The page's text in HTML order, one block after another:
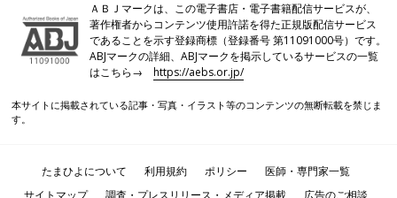
ＡＢＪマークは、この電子書店・電子書籍配信サービスが、
著作権者からコンテンツ使用許諾を得た正規版配信サービス
であることを示す登録商標（登録番号 第11091000号）です。
ABJマークの詳細、ABJマークを掲示しているサービスの一覧
はこちら→https://aebs.or.jp/
本サイトに掲載されている記事・写真・イラスト等のコンテンツの無断転載を禁じま
す。
たまひよについて 利用規約 ポリシー
医師・専門家一覧